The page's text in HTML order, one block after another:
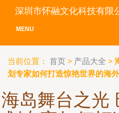
深圳市怀融文化科技有限
MENU
当前位置： 首页 > 产品大全 >
划专家如何打造惊艳世界的海
海岛舞台之光